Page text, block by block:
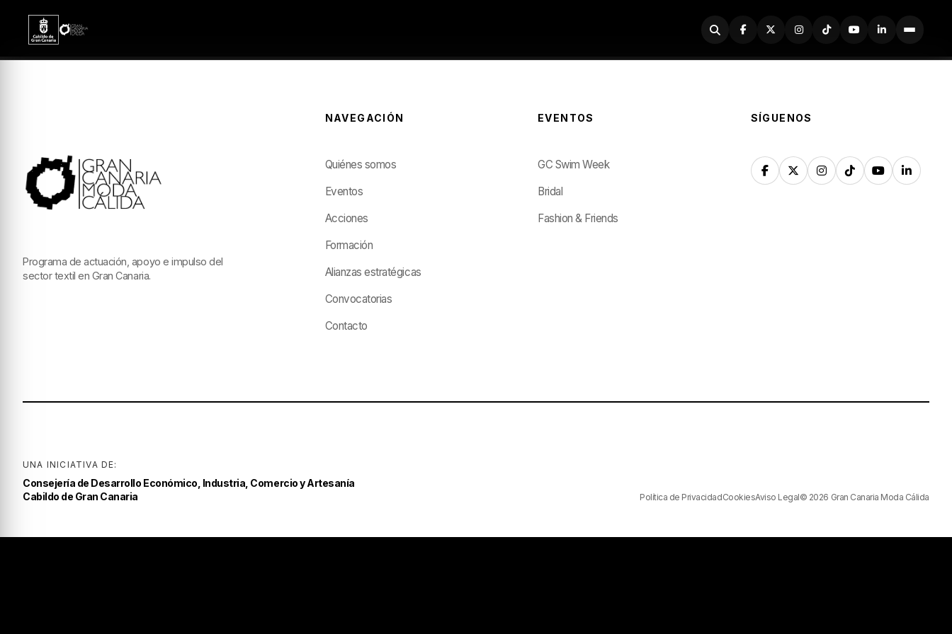
Buscador
Programa de actuación, apoyo e impulso del
sector textil en Gran Canaria.
NAVEGACIÓN
Quiénes somos
Eventos
Acciones
Formación
Alianzas estratégicas
Convocatorias
Contacto
EVENTOS
GC Swim Week
Bridal
Fashion & Friends
SÍGUENOS
UNA INICIATIVA DE:
Consejería de Desarrollo Económico, Industria, Comercio y Artesanía
Cabildo de Gran Canaria
Política de PrivacidadCookiesAviso Legal© 2026 Gran Canaria Moda Cálida